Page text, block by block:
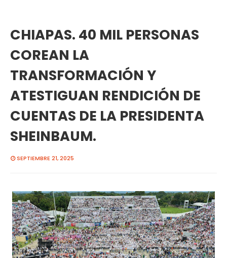
CHIAPAS. 40 MIL PERSONAS
COREAN LA
TRANSFORMACIÓN Y
ATESTIGUAN RENDICIÓN DE
CUENTAS DE LA PRESIDENTA
SHEINBAUM.
SEPTIEMBRE 21, 2025